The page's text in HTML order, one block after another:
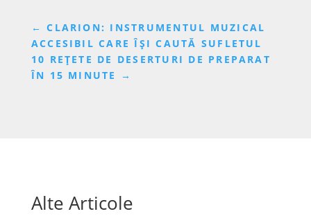
←CLARION: INSTRUMENTUL MUZICAL
ACCESIBIL CARE ÎȘI CAUTĂ SUFLETUL
10 REȚETE DE DESERTURI DE PREPARAT
ÎN 15 MINUTE
→
Alte Articole